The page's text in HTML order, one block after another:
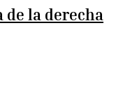
de la derecha